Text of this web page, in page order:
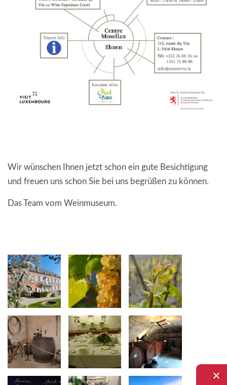
Wir wünschen Ihnen jetzt schon ein gute Besichtigung
und freuen uns schon Sie bei uns begrüßen zu können.
Das Team vom Weinmuseum.